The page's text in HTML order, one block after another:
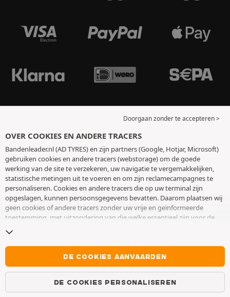
Doorgaan zonder te accepteren >
OVER COOKIES EN ANDERE TRACERS
Bandenleader.nl (AD TYRES) en zijn partners (Google, Hotjar, Microsoft)
gebruiken cookies en andere tracers (webstorage) om de goede
werking van de site te verzekeren, uw navigatie te vergemakkelijken,
statistische metingen uit te voeren en om zijn reclamecampagnes te
personaliseren. Cookies en andere tracers die op uw terminal zijn
opgeslagen, kunnen persoonsgegevens bevatten. Daarom plaatsen wij
geen cookies of andere tracers zonder uw vrije en geïnformeerde
toestemming, met uitzondering van die welke essentieel zijn voor de
toestemming op elk moment intrekken door naar de pagina over
cookies en andere tracerste gaan. U kunt ervoor kiezen om verder te
surfen zonder het deponeren van cookies of andere tracers te
aanvaarden. Weigering verhindert de toegang tot diensten niet AD
TYRES. Voor meer informatie,
DE COOKIES AANVAARDEN
DE COOKIES PERSONALISEREN